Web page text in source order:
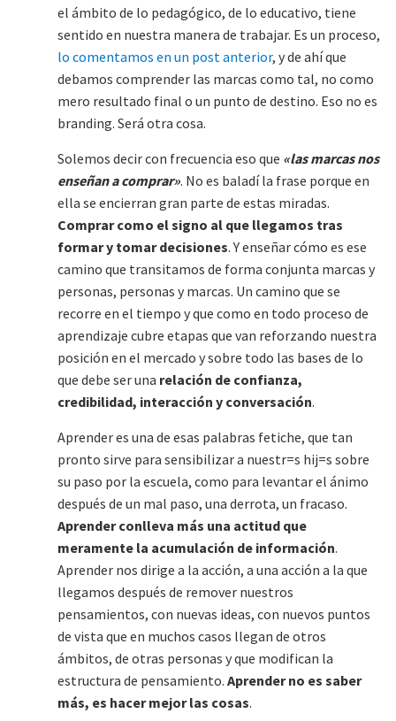
el ámbito de lo pedagógico, de lo educativo, tiene
sentido en nuestra manera de trabajar. Es un proceso,
lo comentamos en un post anterior, y de ahí que
debamos comprender las marcas como tal, no como
mero resultado final o un punto de destino. Eso no es
branding. Será otra cosa.
Solemos decir con frecuencia eso que «las marcas nos
enseñan a comprar». No es baladí la frase porque en
ella se encierran gran parte de estas miradas.
Comprar como el signo al que llegamos tras
formar y tomar decisiones. Y enseñar cómo es ese
camino que transitamos de forma conjunta marcas y
personas, personas y marcas. Un camino que se
recorre en el tiempo y que como en todo proceso de
aprendizaje cubre etapas que van reforzando nuestra
posición en el mercado y sobre todo las bases de lo
que debe ser una relación de confianza,
credibilidad, interacción y conversación.
Aprender es una de esas palabras fetiche, que tan
pronto sirve para sensibilizar a nuestr=s hij=s sobre
su paso por la escuela, como para levantar el ánimo
después de un mal paso, una derrota, un fracaso.
Aprender conlleva más una actitud que
meramente la acumulación de información.
Aprender nos dirige a la acción, a una acción a la que
llegamos después de remover nuestros
pensamientos, con nuevas ideas, con nuevos puntos
de vista que en muchos casos llegan de otros
ámbitos, de otras personas y que modifican la
estructura de pensamiento. Aprender no es saber
más, es hacer mejor las cosas.